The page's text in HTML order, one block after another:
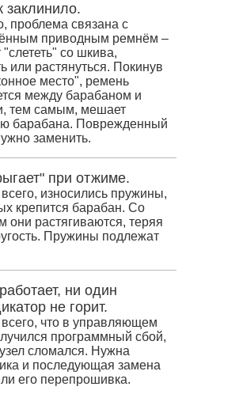
заклинило.
проблема связана с
приводным ремнём –
со шкива,
или растянуться. Покинув
место", ремень
между барабаном и
тем самым, мешает
барабана. Поврежденный
заменить.
при отжиме.
износились пружины,
крепится барабан. Со
они растягиваются, теряя
Пружины подлежат
ни один
не горит.
что в управляющем
программный сбой,
сломался. Нужна
и последующая замена
его перепрошивка.